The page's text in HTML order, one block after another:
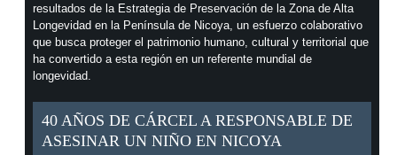
resultados de la Estrategia de Preservación de la Zona de Alta
Longevidad en la Península de Nicoya, un esfuerzo colaborativo
que busca proteger el patrimonio humano, cultural y territorial que
ha convertido a esta región en un referente mundial de
longevidad.
40 AÑOS DE CÁRCEL A RESPONSABLE DE
ASESINAR UN NIÑO EN NICOYA